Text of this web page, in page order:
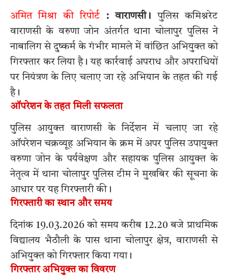
अमित मिश्रा की रिपोर्ट: वाराणसी। पुलिस कमिश्नरेट
वाराणसी के वरुणा जोन अंतर्गत थाना चोलापुर पुलिस ने
नाबालिग से दुष्कर्म के गंभीर मामले में वांछित अभियुक्त को
गिरफ्तार कर लिया है। यह कार्रवाई अपराध और अपराधियों
पर नियंत्रण के लिए चलाए जा रहे अभियान के तहत की गई
है।
ऑपरेशन के तहत मिली सफलता
पुलिस आयुक्त वाराणसी के निर्देशन में चलाए जा रहे
ऑपरेशन चक्रव्यूह अभियान के क्रम में अपर पुलिस उपायुक्त
वरुणा जोन के पर्यवेक्षण और सहायक पुलिस आयुक्त के
नेतृत्व में थाना चोलापुर पुलिस टीम ने मुखबिर की सूचना के
आधार पर यह गिरफ्तारी की।
गिरफ्तारी का स्थान और समय
दिनांक 19.03.2026 को समय करीब 12.20 बजे प्राथमिक
विद्यालय भैठौली के पास थाना चोलापुर क्षेत्र, वाराणसी से
अभियुक्त को गिरफ्तार किया गया।
गिरफ्तार अभियुक्त का विवरण